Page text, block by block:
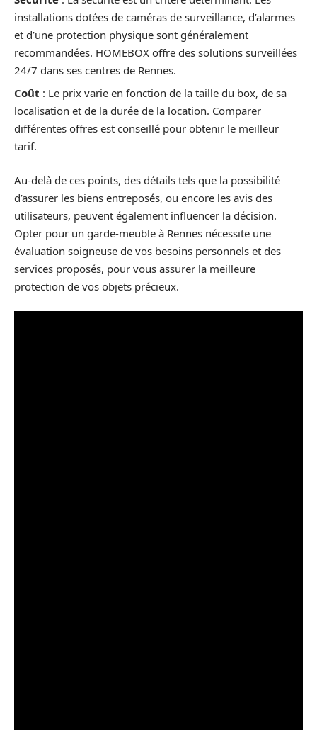
installations dotées de caméras de surveillance, d’alarmes
et d’une protection physique sont généralement
recommandées. HOMEBOX offre des solutions surveillées
24/7 dans ses centres de Rennes.
Coût : Le prix varie en fonction de la taille du box, de sa
localisation et de la durée de la location. Comparer
différentes offres est conseillé pour obtenir le meilleur
tarif.
Au-delà de ces points, des détails tels que la possibilité
d’assurer les biens entreposés, ou encore les avis des
utilisateurs, peuvent également influencer la décision.
Opter pour un garde-meuble à Rennes nécessite une
évaluation soigneuse de vos besoins personnels et des
services proposés, pour vous assurer la meilleure
protection de vos objets précieux.